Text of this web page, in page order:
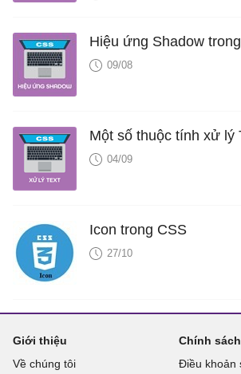
Hiệu ứng Shadow
09/08
Một số thuộc tính xử lý
04/09
Icon trong CSS
27/10
Giới thiệu
Về chúng tôi
Chính sách
Điều khoản